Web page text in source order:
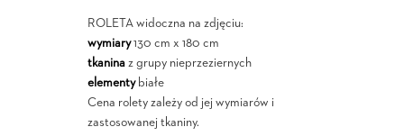
ROLETA widoczna na zdjęciu:
wymiary130 cm x 180 cm
tkaninaz grupy nieprzeziernych
elementybiałe
Cena rolety zależy od jej wymiarów i
zastosowanej tkaniny.